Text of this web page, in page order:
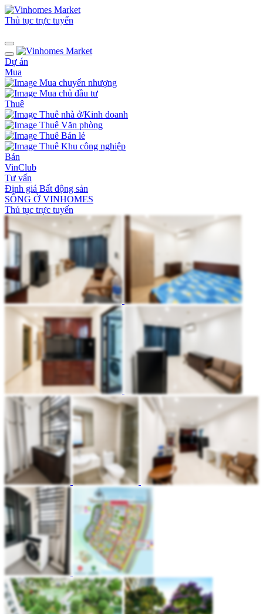
Thủ tục trực tuyến
Dự án
Mua
Mua chuyển nhượng
Mua chủ đầu tư
Thuê
Thuê nhà ở/Kinh doanh
Thuê Văn phòng
Thuê Bán lẻ
Thuê Khu công nghiệp
Bán
VinClub
Tư vấn
Định giá Bất động sản
SỐNG Ở VINHOMES
Thủ tục trực tuyến